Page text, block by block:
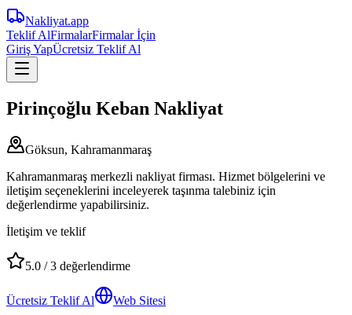
Nakliyat.app
Teklif AlFirmalarFirmalar İçin
Giriş YapÜcretsiz Teklif Al
Pirinçoğlu Keban Nakliyat
Göksun, Kahramanmaraş
Kahramanmaraş merkezli nakliyat firması. Hizmet bölgelerini ve
iletişim seçeneklerini inceleyerek taşınma talebiniz için
değerlendirme yapabilirsiniz.
İletişim ve teklif
5.0 /3 değerlendirme
Ücretsiz Teklif Al
Web Sitesi